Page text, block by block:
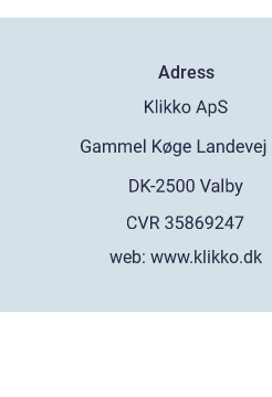
Adress
web:www.klikko.dk